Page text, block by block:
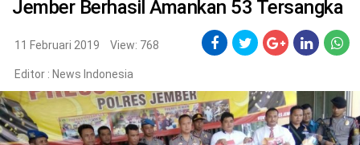
Nasional
Peristiwa
Hukum Kriminal
Korupsi
Jember Berhasil Amankan 53 Tersangka
11 Februari 2019 View: 768
Editor : News Indonesia